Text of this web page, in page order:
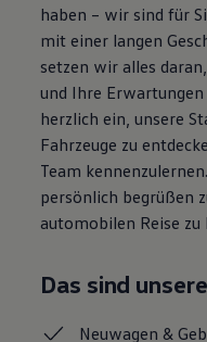
haben – wir sind für
mit einer langen
setzen wir alles
und Ihre
herzlich ein, unsere
Fahrzeuge zu
Team
persönlich begrüßen
automobilen Reise zu
Das sind
Neuwagen &